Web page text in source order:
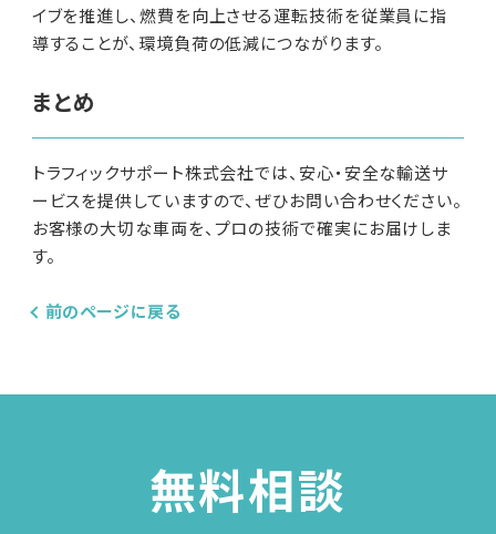
イブを推進し、燃費を向上させる運転技術を従業員に指
導することが、環境負荷の低減につながります。
まとめ
トラフィックサポート株式会社では、安心・安全な輸送サ
ービスを提供していますので、ぜひお問い合わせください。
お客様の大切な車両を、プロの技術で確実にお届けしま
す。
前のページに戻る
無料相談